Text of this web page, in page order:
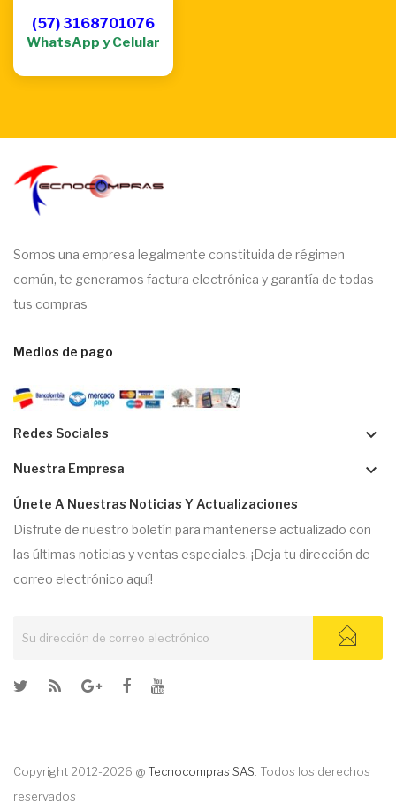
(57) 3168701076
WhatsApp y Celular
Somos una empresa legalmente constituida de régimen
común, te generamos factura electrónica y garantía de todas
tus compras
Medios de pago
Redes Sociales keyboard_arrow_down
Nuestra Empresa keyboard_arrow_down
Únete A Nuestras Noticias Y Actualizaciones
Disfrute de nuestro boletín para mantenerse actualizado con
las últimas noticias y ventas especiales. ¡Deja tu dirección de
correo electrónico aquí!
Copyright 2012-2026 @ Tecnocompras SAS . Todos los derechos
reservados